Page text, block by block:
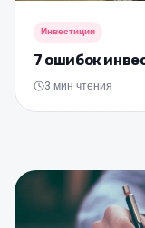
Инвестиции
7 ошибок
3 мин чтения